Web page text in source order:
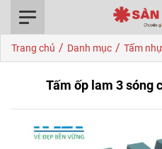
Trang chủ / Danh mục / Tấm
Tấm ốp lam 3 sóng